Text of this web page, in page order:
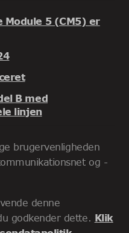
Module 5 (CM5) er
B med
linjen
brugervenligheden
og -
denne
godkender dette. Klik